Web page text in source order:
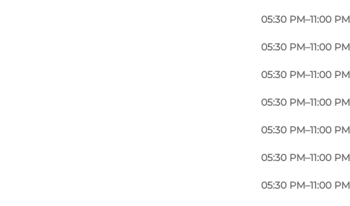
05:30 PM–11:00 PM
05:30 PM–11:00 PM
05:30 PM–11:00 PM
05:30 PM–11:00 PM
05:30 PM–11:00 PM
05:30 PM–11:00 PM
05:30 PM–11:00 PM